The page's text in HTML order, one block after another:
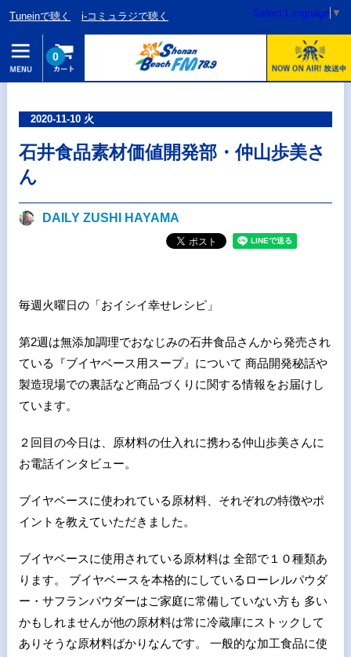
Tuneinで聴く i-コミュラジで聴く Select Language ▼
0
2020-11-10 火
石井食品素材価値開発部・仲山歩美さ
ん
DAILY ZUSHI HAYAMA
毎週火曜日の「おイシイ幸せレシピ」
第2週は無添加調理でおなじみの石井食品さんから発売され
ている『ブイヤベース用スープ』について 商品開発秘話や
製造現場での裏話など商品づくりに関する情報をお届けし
ています。
２回目の今日は、原材料の仕入れに携わる仲山歩美さんに
お電話インタビュー。
ブイヤベースに使われている原材料、それぞれの特徴やポ
イントを教えていただきました。
ブイヤベースに使用されている原材料は 全部で１０種類あ
ります。 ブイヤベースを本格的にしているローレルパウダ
ー・サフランパウダーはご家庭に常備していない方も 多い
かもしれませんが他の原材料は常に冷蔵庫にストックして
ありそうな原材料ばかりなんです。 一般的な加工食品に使